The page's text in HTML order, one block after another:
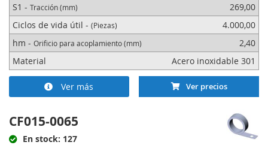
S1 - Tracción (mm)
269,00
Ciclos de vida útil - (Piezas)
4.000,00
hm - Orificio para acoplamiento (mm)
2,40
Material
Acero inoxidable 301
Ver más Ver precios
CF015-0065
En stock: 127